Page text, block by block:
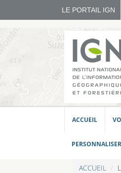
LE PORTAIL IGN
ACCUEIL
ACCUEIL